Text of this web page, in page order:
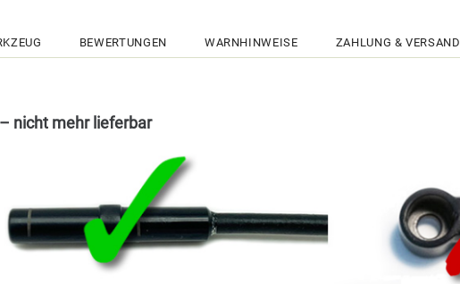
BEWERTUNGEN WARNHINWEISE ZAHLUNG & VERSAND
nicht mehr lieferbar